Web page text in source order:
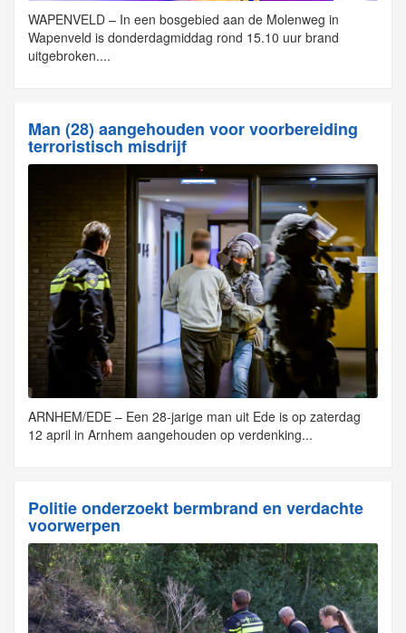
WAPENVELD – In een bosgebied aan de Molenweg in
Wapenveld is donderdagmiddag rond 15.10 uur brand
uitgebroken....
Man (28) aangehouden voor voorbereiding
terroristisch misdrijf
ARNHEM/EDE – Een 28-jarige man uit Ede is op zaterdag
12 april in Arnhem aangehouden op verdenking...
Politie onderzoekt bermbrand en verdachte
voorwerpen